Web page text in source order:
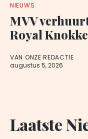
NIEUWS
MVV
Royal
VAN ONZE REDACTIE
augustus 5, 2026
Laatste